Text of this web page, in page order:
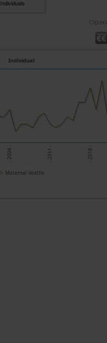
Individuals
- 2004 - - 2011 - - 2018 -
Individual
Maternal deaths